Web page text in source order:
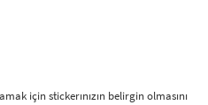
için stickerınızın belirgin olmasını